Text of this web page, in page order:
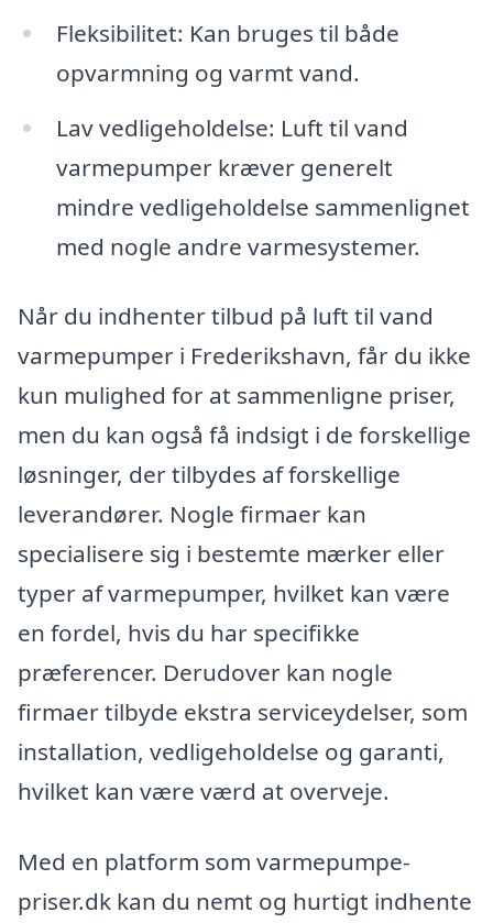
Fleksibilitet: Kan bruges til både
opvarmning og varmt vand.
Lav vedligeholdelse: Luft til vand
varmepumper kræver generelt
mindre vedligeholdelse sammenlignet
med nogle andre varmesystemer.
Når du indhenter tilbud på luft til vand
varmepumper i Frederikshavn, får du ikke
kun mulighed for at sammenligne priser,
men du kan også få indsigt i de forskellige
løsninger, der tilbydes af forskellige
leverandører. Nogle firmaer kan
specialisere sig i bestemte mærker eller
typer af varmepumper, hvilket kan være
en fordel, hvis du har specifikke
præferencer. Derudover kan nogle
firmaer tilbyde ekstra serviceydelser, som
installation, vedligeholdelse og garanti,
hvilket kan være værd at overveje.
Med en platform som varmepumpe-
priser.dk kan du nemt og hurtigt indhente